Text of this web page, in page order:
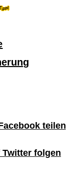
teilen
Twitter folgen